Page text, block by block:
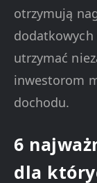
otrzymują
utrzymać
inwestorom
dochodu.
6
dla